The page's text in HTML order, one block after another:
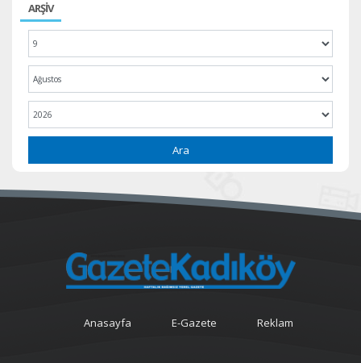
ARŞİV
Ara
Anasayfa E-Gazete Reklam